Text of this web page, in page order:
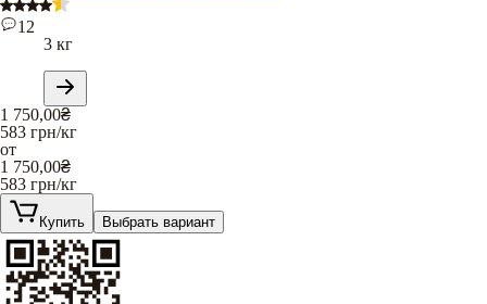
12
3 кг
1 750,00₴
583 грн/кг
от
1 750,00₴
583 грн/кг
Купить Выбрать вариант